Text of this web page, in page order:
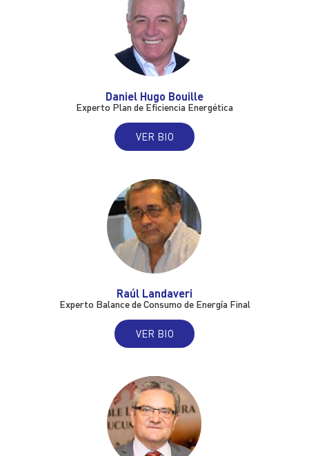
Daniel Hugo Bouille
Experto Plan de Eficiencia Energética
VER BIO
Raúl Landaveri
Experto Balance de Consumo de Energía Final
VER BIO